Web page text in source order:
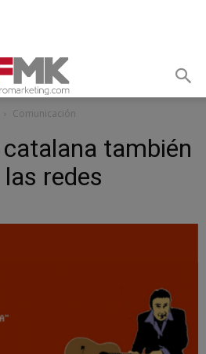
Comunicación
también
redes